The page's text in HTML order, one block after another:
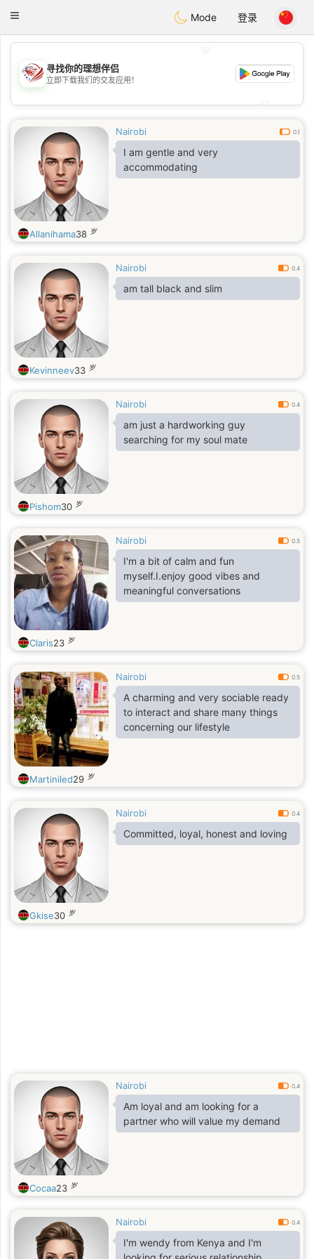
Dating
Toggle
Mode 登录
💖
💕
寻找你的理想伴侣
立即下载我们的交友应用！
Nairobi 0.1
I am gentle and very
accommodating
Allanihama38 岁
Nairobi 0.4
am tall black and slim
Kevinneev33 岁
Nairobi 0.4
am just a hardworking guy
searching for my soul mate
Pishom30 岁
Nairobi 0.5
I'm a bit of calm and fun
myself.I.enjoy good vibes and
meaningful conversations
Claris23 岁
Nairobi 0.5
A charming and very sociable ready
to interact and share many things
concerning our lifestyle
Martiniled29 岁
Nairobi 0.4
Committed, loyal, honest and loving
Gkise30 岁
Nairobi 0.4
Am loyal and am looking for a
partner who will value my demand
Cocaa23 岁
Nairobi 0.4
I'm wendy from Kenya and I'm